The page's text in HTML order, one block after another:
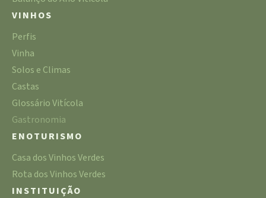
VINHOS
Perfis
Vinha
Solos e Climas
Castas
Glossário Vitícola
Gastronomia
ENOTURISMO
Casa dos Vinhos Verdes
Rota dos Vinhos Verdes
INSTITUIÇÃO